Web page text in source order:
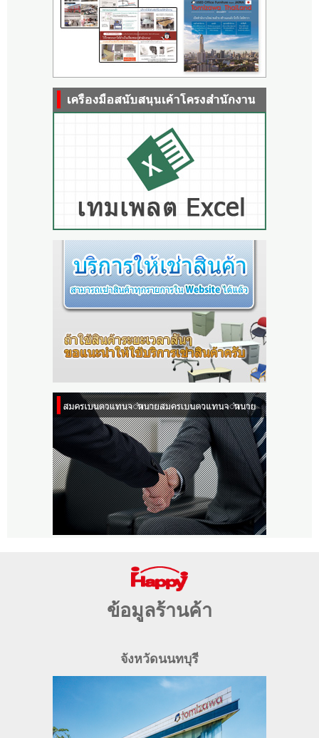
ข้อมูลร้านค้า
จังหวัดนนทบุรี
TEL.02-964-5900-1
เรียนรู้เพิ่มเติม